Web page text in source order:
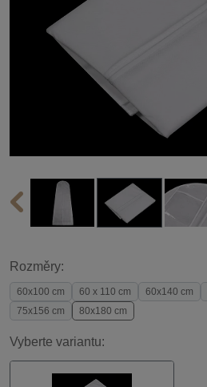
Rozměry:
60x100 cm 60 x 110 cm 60x140 cm
75x156 cm
80x180 cm
Vyberte variantu: